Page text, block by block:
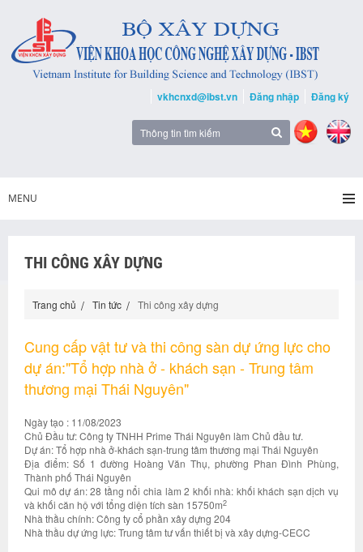
vkhcnxd@ibst.vn Đăng nhập Đăng ký
MENU
THI CÔNG XÂY DỰNG
Trang chủ Tin tức Thi công xây dựng
Cung cấp vật tư và thi công sàn dự ứng lực cho
dự án:"Tổ hợp nhà ở - khách sạn - Trung tâm
thương mại Thái Nguyên"
Ngày tạo : 11/08/2023
Chủ Đầu tư: Công ty TNHH Prime Thái Nguyên làm Chủ đầu tư.
Dự án: Tổ hợp nhà ở-khách sạn-trung tâm thương mại Thái Nguyên
Địa điểm: Số 1 đường Hoàng Văn Thụ, phường Phan Đình Phùng,
Thành phố Thái Nguyên
Qui mô dự án: 28 tầng nổi chia làm 2 khối nhà: khối khách sạn dịch vụ
và khối căn hộ với tổng diện tích sàn 15750m2
Nhà thầu chính: Công ty cổ phần xây dựng 204
Nhà thầu dự ứng lực: Trung tâm tư vấn thiết bị và xây dựng-CECC